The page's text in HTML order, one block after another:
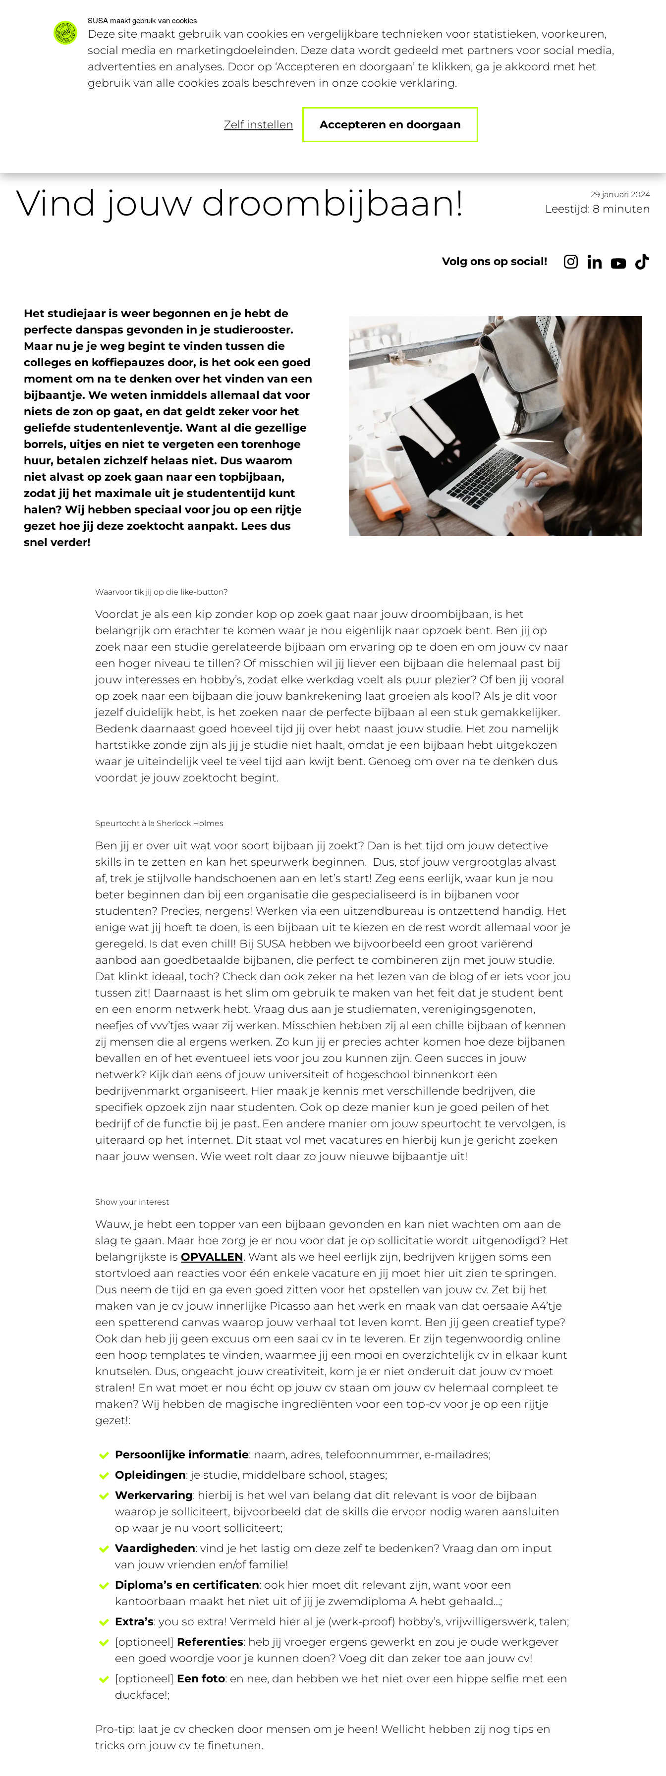
SUSA maakt gebruik van cookies
Deze site maakt gebruik van cookies en vergelijkbare technieken voor statistieken, voorkeuren,
social media en marketingdoeleinden. Deze data wordt gedeeld met partners voor social media,
advertenties en analyses. Door op ‘Accepteren en doorgaan’ te klikken, ga je akkoord met het
gebruik van alle cookies zoals beschreven in onze cookie verklaring.
Zelf instellen Accepteren en doorgaan
Bijbanen Studentencontent Join SUSA Login
Vind jouw droombijbaan! 29 januari 2024
Leestijd: 8 minuten
Volg ons op social!
Het studiejaar is weer begonnen en je hebt de
perfecte danspas gevonden in je studierooster.
Maar nu je je weg begint te vinden tussen die
colleges en koffiepauzes door, is het ook een goed
moment om na te denken over het vinden van een
bijbaantje. We weten inmiddels allemaal dat voor
niets de zon op gaat, en dat geldt zeker voor het
geliefde studentenleventje. Want al die gezellige
borrels, uitjes en niet te vergeten een torenhoge
huur, betalen zichzelf helaas niet. Dus waarom
niet alvast op zoek gaan naar een topbijbaan,
zodat jij het maximale uit je studententijd kunt
halen? Wij hebben speciaal voor jou op een rijtje
gezet hoe jij deze zoektocht aanpakt. Lees dus
snel verder!
Waarvoor tik jij op die like-button?
Voordat je als een kip zonder kop op zoek gaat naar jouw droombijbaan, is het
belangrijk om erachter te komen waar je nou eigenlijk naar opzoek bent. Ben jij op
zoek naar een studie gerelateerde bijbaan om ervaring op te doen en om jouw cv naar
een hoger niveau te tillen? Of misschien wil jij liever een bijbaan die helemaal past bij
jouw interesses en hobby’s, zodat elke werkdag voelt als puur plezier? Of ben jij vooral
op zoek naar een bijbaan die jouw bankrekening laat groeien als kool? Als je dit voor
jezelf duidelijk hebt, is het zoeken naar de perfecte bijbaan al een stuk gemakkelijker.
Bedenk daarnaast goed hoeveel tijd jij over hebt naast jouw studie. Het zou namelijk
hartstikke zonde zijn als jij je studie niet haalt, omdat je een bijbaan hebt uitgekozen
waar je uiteindelijk veel te veel tijd aan kwijt bent. Genoeg om over na te denken dus
voordat je jouw zoektocht begint.
Speurtocht à la Sherlock Holmes
Ben jij er over uit wat voor soort bijbaan jij zoekt? Dan is het tijd om jouw detective
skills in te zetten en kan het speurwerk beginnen. Dus, stof jouw vergrootglas alvast
af, trek je stijlvolle handschoenen aan en let’s start! Zeg eens eerlijk, waar kun je nou
beter beginnen dan bij een organisatie die gespecialiseerd is in bijbanen voor
studenten? Precies, nergens! Werken via een uitzendbureau is ontzettend handig. Het
enige wat jij hoeft te doen, is een bijbaan uit te kiezen en de rest wordt allemaal voor je
geregeld. Is dat even chill! Bij SUSA hebben we bijvoorbeeld een groot variërend
aanbod aan goedbetaalde bijbanen, die perfect te combineren zijn met jouw studie.
Dat klinkt ideaal, toch? Check dan ook zeker na het lezen van de blog of er iets voor jou
tussen zit! Daarnaast is het slim om gebruik te maken van het feit dat je student bent
en een enorm netwerk hebt. Vraag dus aan je studiematen, verenigingsgenoten,
neefjes of vvv’tjes waar zij werken. Misschien hebben zij al een chille bijbaan of kennen
zij mensen die al ergens werken. Zo kun jij er precies achter komen hoe deze bijbanen
bevallen en of het eventueel iets voor jou zou kunnen zijn. Geen succes in jouw
netwerk? Kijk dan eens of jouw universiteit of hogeschool binnenkort een
bedrijvenmarkt organiseert. Hier maak je kennis met verschillende bedrijven, die
specifiek opzoek zijn naar studenten. Ook op deze manier kun je goed peilen of het
bedrijf of de functie bij je past. Een andere manier om jouw speurtocht te vervolgen, is
uiteraard op het internet. Dit staat vol met vacatures en hierbij kun je gericht zoeken
naar jouw wensen. Wie weet rolt daar zo jouw nieuwe bijbaantje uit!
Show your interest
Wauw, je hebt een topper van een bijbaan gevonden en kan niet wachten om aan de
slag te gaan. Maar hoe zorg je er nou voor dat je op sollicitatie wordt uitgenodigd? Het
belangrijkste is OPVALLEN. Want als we heel eerlijk zijn, bedrijven krijgen soms een
stortvloed aan reacties voor één enkele vacature en jij moet hier uit zien te springen.
Dus neem de tijd en ga even goed zitten voor het opstellen van jouw cv. Zet bij het
maken van je cv jouw innerlijke Picasso aan het werk en maak van dat oersaaie A4’tje
een spetterend canvas waarop jouw verhaal tot leven komt. Ben jij geen creatief type?
Ook dan heb jij geen excuus om een saai cv in te leveren. Er zijn tegenwoordig online
een hoop templates te vinden, waarmee jij een mooi en overzichtelijk cv in elkaar kunt
knutselen. Dus, ongeacht jouw creativiteit, kom je er niet onderuit dat jouw cv moet
stralen! En wat moet er nou écht op jouw cv staan om jouw cv helemaal compleet te
maken? Wij hebben de magische ingrediënten voor een top-cv voor je op een rijtje
gezet!:
Persoonlijke informatie: naam, adres, telefoonnummer, e-mailadres;
Opleidingen: je studie, middelbare school, stages;
Werkervaring: hierbij is het wel van belang dat dit relevant is voor de bijbaan
waarop je solliciteert, bijvoorbeeld dat de skills die ervoor nodig waren aansluiten
op waar je nu voort solliciteert;
Vaardigheden: vind je het lastig om deze zelf te bedenken? Vraag dan om input
van jouw vrienden en/of familie!
Diploma’s en certificaten: ook hier moet dit relevant zijn, want voor een
kantoorbaan maakt het niet uit of jij je zwemdiploma A hebt gehaald…;
Extra’s: you so extra! Vermeld hier al je (werk-proof) hobby’s, vrijwilligerswerk, talen;
[optioneel] Referenties: heb jij vroeger ergens gewerkt en zou je oude werkgever
een goed woordje voor je kunnen doen? Voeg dit dan zeker toe aan jouw cv!
[optioneel] Een foto: en nee, dan hebben we het niet over een hippe selfie met een
duckface!;
Pro-tip: laat je cv checken door mensen om je heen! Wellicht hebben zij nog tips en
tricks om jouw cv te finetunen.